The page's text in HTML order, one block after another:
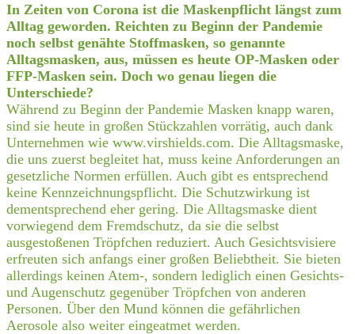
In Zeiten von Corona ist die Maskenpflicht längst zum
Alltag geworden. Reichten zu Beginn der Pandemie
noch selbst genähte Stoffmasken, so genannte
Alltagsmasken, aus, müssen es heute OP-Masken oder
FFP-Masken sein. Doch wo genau liegen die
Unterschiede?
Während zu Beginn der Pandemie Masken knapp waren,
sind sie heute in großen Stückzahlen vorrätig, auch dank
Unternehmen wie www.virshields.com. Die Alltagsmaske,
die uns zuerst begleitet hat, muss keine Anforderungen an
gesetzliche Normen erfüllen. Auch gibt es entsprechend
keine Kennzeichnungspflicht. Die Schutzwirkung ist
dementsprechend eher gering. Die Alltagsmaske dient
vorwiegend dem Fremdschutz, da sie die selbst
ausgestoßenen Tröpfchen reduziert. Auch Gesichtsvisiere
erfreuten sich anfangs einer großen Beliebtheit. Sie bieten
allerdings keinen Atem-, sondern lediglich einen Gesichts-
und Augenschutz gegenüber Tröpfchen von anderen
Personen. Über den Mund können die gefährlichen
Aerosole also weiter eingeatmet werden.